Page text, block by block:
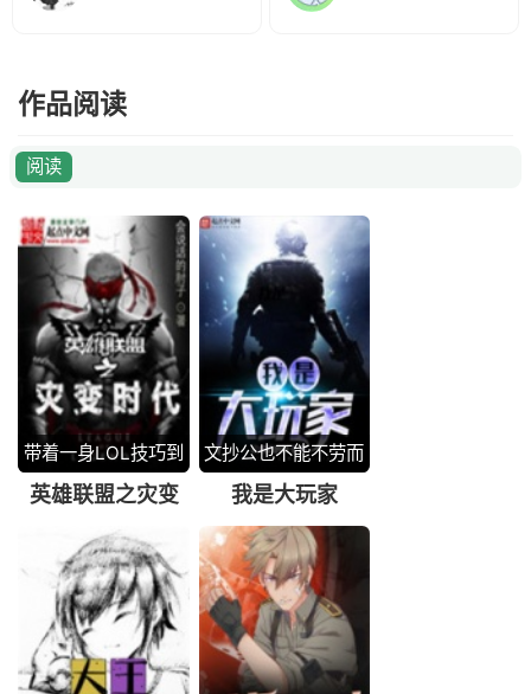
作品阅读
阅读
带着一身LOL技巧到
灾变末世
英雄联盟之灾变
文抄公也不能不劳而
获
我是大玩家